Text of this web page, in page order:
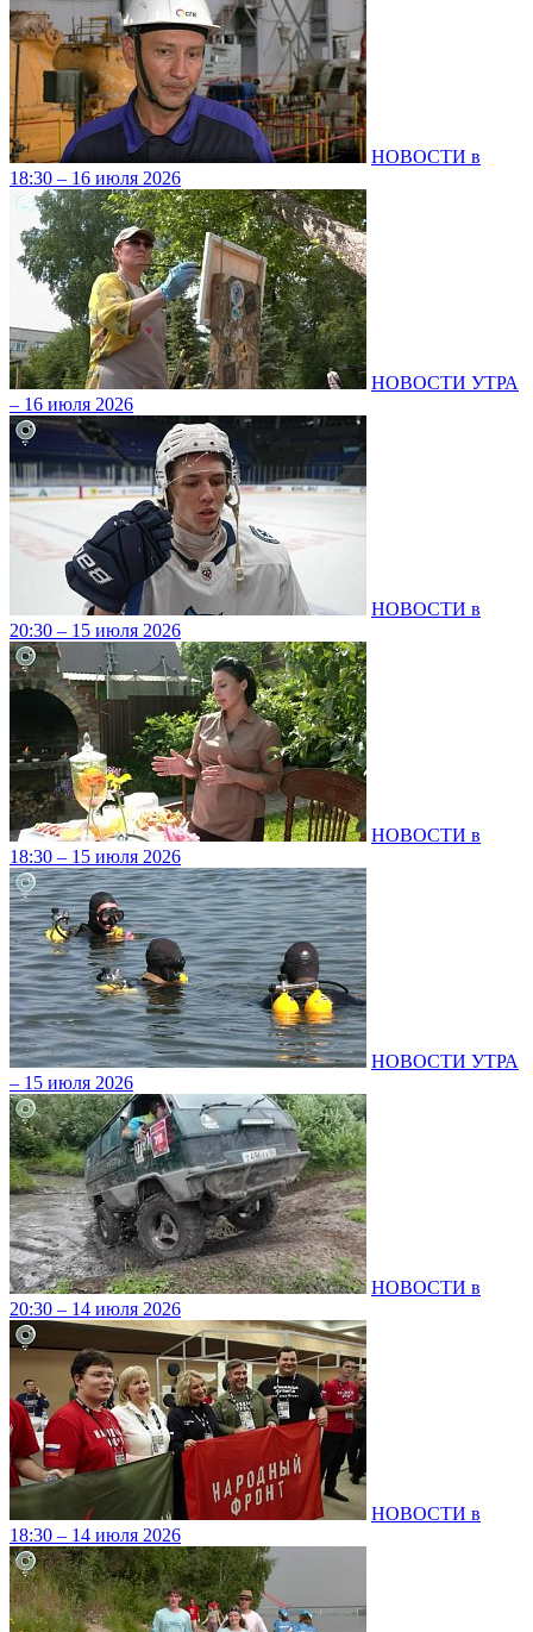
НОВОСТИ в
18:30 – 16 июля 2026
НОВОСТИ УТРА
– 16 июля 2026
НОВОСТИ в
20:30 – 15 июля 2026
НОВОСТИ в
18:30 – 15 июля 2026
НОВОСТИ УТРА
– 15 июля 2026
НОВОСТИ в
20:30 – 14 июля 2026
НОВОСТИ в
18:30 – 14 июля 2026